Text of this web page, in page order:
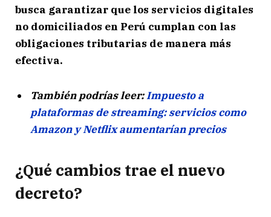
busca garantizar que los servicios digitales
no domiciliados en Perú cumplan con las
obligaciones tributarias de manera más
efectiva.
También podrías leer:Impuesto a
plataformas de streaming: servicios como
Amazon y Netflix aumentarían precios
¿Qué cambios trae el nuevo
decreto?